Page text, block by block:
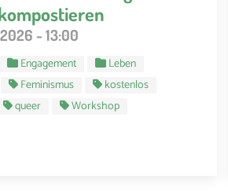
- 13:00
Engagement
Leben
Feminismus
kostenlos
queer Workshop